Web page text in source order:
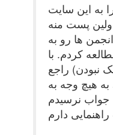
به این سایت
پست منه
ها رو به
کردم. با
نبودن) راجع
هیچ وجه به
جواب نرسیدم
دارم